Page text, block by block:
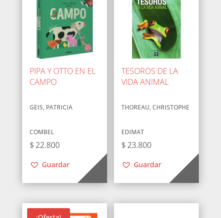
PIPA Y OTTO EN EL
CAMPO
GEIS, PATRICIA
COMBEL
$22.800
Guardar
TESOROS DE LA
VIDA ANIMAL
THOREAU, CHRISTOPHE
EDIMAT
$23.800
Guardar